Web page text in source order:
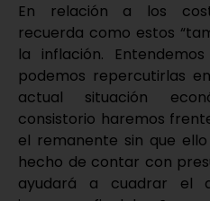
En relación a los
recuerda como estos
la inflación.
podemos repercutirlas
actual situación
consistorio haremos
el remanente sin que
hecho de contar con
ayudará a cuadrar el